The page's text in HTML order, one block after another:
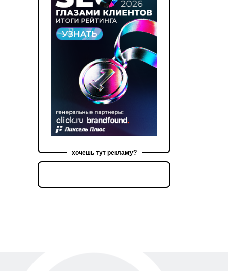
хочешь тут рекламу?